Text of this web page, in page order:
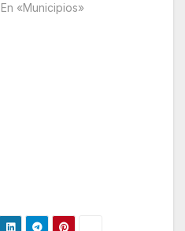
En «Municipios»